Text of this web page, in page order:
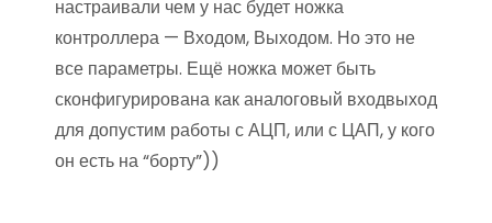
настраивали чем у нас будет ножка
контроллера — Входом, Выходом. Но это не
все параметры. Ещё ножка может быть
сконфигурирована как аналоговый входвыход
для допустим работы с АЦП, или с ЦАП, у кого
он есть на “борту”))